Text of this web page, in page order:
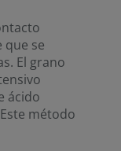
que se
El grano
ácido
método